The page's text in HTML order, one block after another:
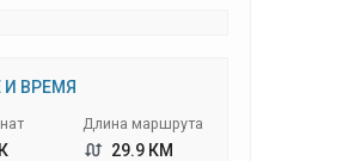
И ВРЕМЯ
Длина маршрута
29.9 КМ